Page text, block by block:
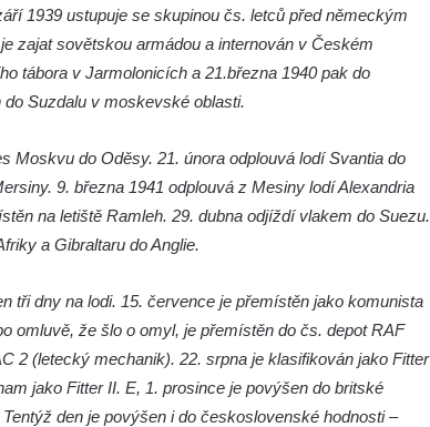
1939 ustupuje se skupinou čs. letců před německým
zajat sovětskou armádou a internován v Českém
tábora v Jarmolonicích a 21.března 1940 pak do
Suzdalu v moskevské oblasti.
Moskvu do Oděsy. 21. února odplouvá lodí Svantia do
9. března 1941 odplouvá z Mesiny lodí Alexandria
na letiště Ramleh. 29. dubna odjíždí vlakem do Suezu.
a Gibraltaru do Anglie.
tři dny na lodi. 15. července je přemístěn jako komunista
omluvě, že šlo o omyl, je přemístěn do čs. depot RAF
2 (letecký mechanik). 22. srpna je klasifikován jako Fitter
jako Fitter II. E, 1. prosince je povýšen do britské
den je povýšen i do československé hodnosti –